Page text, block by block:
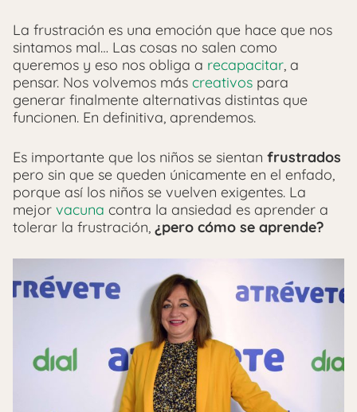
La frustración es una emoción que hace que nos
sintamos mal… Las cosas no salen como
queremos y eso nos obliga a recapacitar, a
pensar. Nos volvemos más creativos para
generar finalmente alternativas distintas que
funcionen. En definitiva, aprendemos.
Es importante que los niños se sientan frustrados
pero sin que se queden únicamente en el enfado,
porque así los niños se vuelven exigentes. La
mejor vacuna contra la ansiedad es aprender a
tolerar la frustración, ¿pero cómo se aprende?